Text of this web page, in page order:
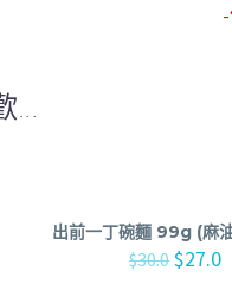
出前一丁碗麵 99g (麻
$30.0 $27.0